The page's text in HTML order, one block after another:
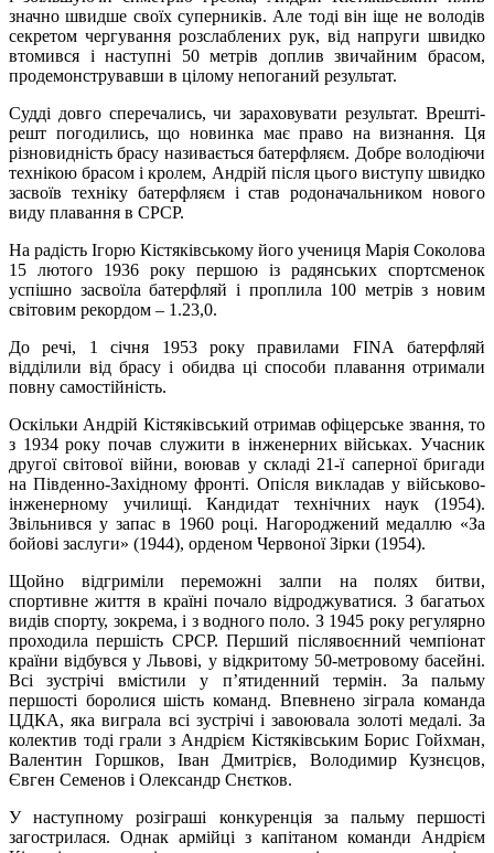
значно швидше своїх суперників. Але тоді він іще не володів
секретом чергування розслаблених рук, від напруги швидко
втомився і наступні 50 метрів доплив звичайним брасом,
продемонструвавши в цілому непоганий результат.
Судді довго сперечались, чи зараховувати результат. Врешті-
решт погодились, що новинка має право на визнання. Ця
різновидність брасу називається батерфляєм. Добре володіючи
технікою брасом і кролем, Андрій після цього виступу швидко
засвоїв техніку батерфляєм і став родоначальником нового
виду плавання в СРСР.
На радість Ігорю Кістяківському його учениця Марія Соколова
15 лютого 1936 року першою із радянських спортсменок
успішно засвоїла батерфляй і проплила 100 метрів з новим
світовим рекордом – 1.23,0.
До речі, 1 січня 1953 року правилами FINА батерфляй
відділили від брасу і обидва ці способи плавання отримали
повну самостійність.
Оскільки Андрій Кістяківський отримав офіцерське звання, то
з 1934 року почав служити в інженерних військах. Учасник
другої світової війни, воював у складі 21-ї саперної бригади
на Південно-Західному фронті. Опісля викладав у військово-
інженерному училищі. Кандидат технічних наук (1954).
Звільнився у запас в 1960 році. Нагороджений медаллю «За
бойові заслуги» (1944), орденом Червоної Зірки (1954).
Щойно відгриміли переможні залпи на полях битви,
спортивне життя в країні почало відроджуватися. З багатьох
видів спорту, зокрема, і з водного поло. З 1945 року регулярно
проходила першість СРСР. Перший післявоєнний чемпіонат
країни відбувся у Львові, у відкритому 50-метровому басейні.
Всі зустрічі вмістили у п’ятиденний термін. За пальму
першості боролися шість команд. Впевнено зіграла команда
ЦДКА, яка виграла всі зустрічі і завоювала золоті медалі. За
колектив тоді грали з Андрієм Кістяківським Борис Гойхман,
Валентин Горшков, Іван Дмитрієв, Володимир Кузнєцов,
Євген Семенов і Олександр Снєтков.
У наступному розіграші конкуренція за пальму першості
загострилася. Однак армійці з капітаном команди Андрієм